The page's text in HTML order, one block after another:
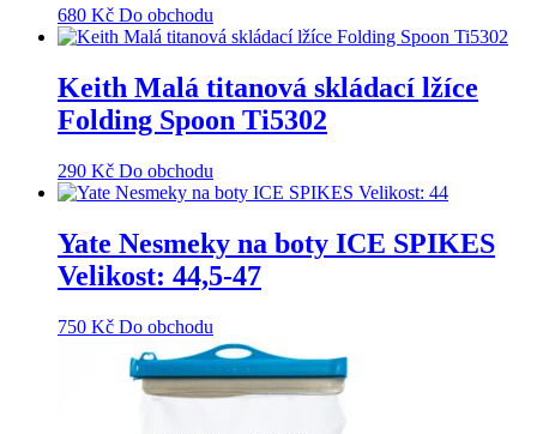
680 Kč Do obchodu
Keith Malá titanová skládací lžíce
Folding Spoon Ti5302
290 Kč Do obchodu
Yate Nesmeky na boty ICE SPIKES
Velikost: 44,5-47
750 Kč Do obchodu